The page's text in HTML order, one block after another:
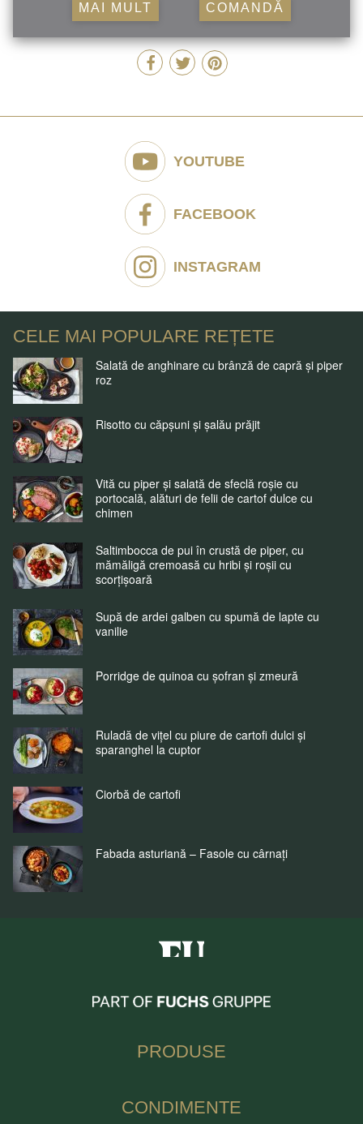
MAI MULT COMANDĂ
YOUTUBE
FACEBOOK
INSTAGRAM
CELE MAI POPULARE REȚETE
Salată de anghinare cu brânză de capră și piper
roz
Risotto cu căpșuni și șalău prăjit
Vită cu piper și salată de sfeclă roșie cu
portocală, alături de felii de cartof dulce cu
chimen
Saltimbocca de pui în crustă de piper, cu
mămăligă cremoasă cu hribi și roșii cu
scorțișoară
Supă de ardei galben cu spumă de lapte cu
vanilie
Porridge de quinoa cu șofran și zmeură
Ruladă de vițel cu piure de cartofi dulci și
sparanghel la cuptor
Ciorbă de cartofi
Fabada asturiană – Fasole cu cârnați
PRODUSE
CONDIMENTE